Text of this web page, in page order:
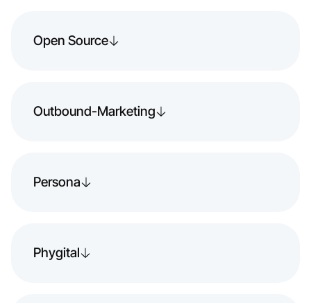
Open Source
Outbound-Marketing
Persona
Phygital